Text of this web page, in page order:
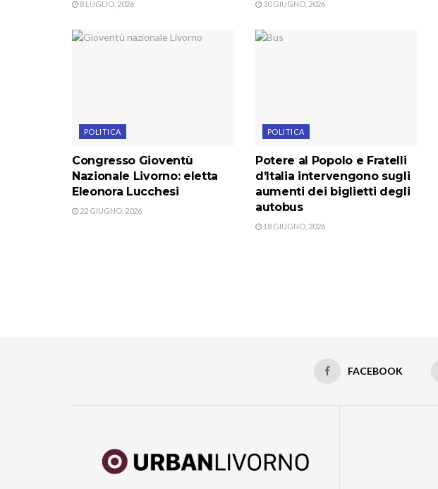
8 LUGLIO, 2026 30 GIUGNO, 2026
POLITICA
Congresso Gioventù
Nazionale Livorno: eletta
Eleonora Lucchesi
22 GIUGNO, 2026
POLITICA
Potere al Popolo e Fratelli
d’Italia intervengono sugli
aumenti dei biglietti degli
autobus
18 GIUGNO, 2026
FACEBOOK